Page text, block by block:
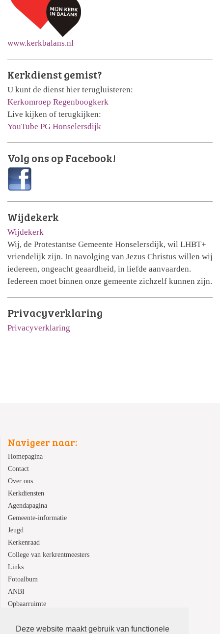
Deze website maakt gebruik van functionele
www.kerkbalans.nl
Kerkdienst gemist?
U kunt de dienst hier terugluisteren:
Kerkomroep Regenboogkerk
Live kijken of terugkijken:
YouTube PG Honselersdijk
Volg ons op Facebook!
Wijdekerk
Wijdekerk
Wij, de Protestantse Gemeente Honselersdijk, wil LHBT+
vriendelijk zijn. In navolging van Jezus Christus willen wij
iedereen, ongeacht geaardheid, in liefde aanvaarden.
Iedereen moet binnen onze gemeente zichzelf kunnen zijn.
Privacyverklaring
Privacyverklaring
Navigeer naar:
Homepagina
Contact
Over ons
Kerkdiensten
Agendapagina
Gemeente-informatie
Jeugd
Kerkenraad
College van kerkrentmeesters
Links
Fotoalbum
ANBI
Opbaarruimte